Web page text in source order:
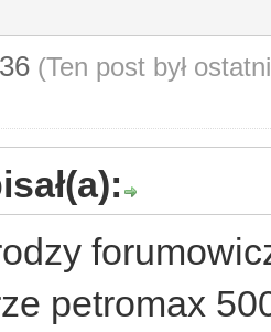
(Ten post był
petromax